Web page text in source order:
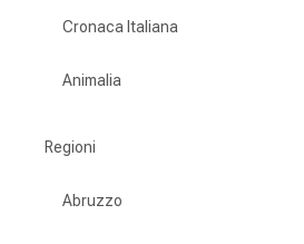
Cronaca Italiana
Animalia
Regioni
Abruzzo